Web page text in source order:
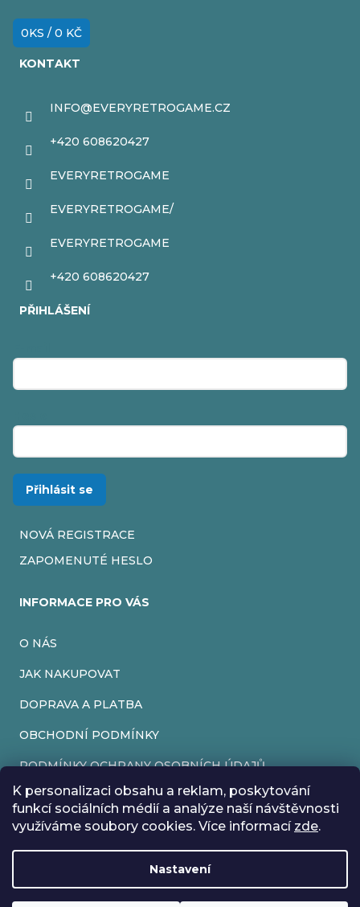
K personalizaci obsahu a reklam, poskytování
funkcí sociálních médií a analýze naší návštěvnosti
využíváme soubory cookies. Více informací zde.
Nastavení
Rádi bychom vás informovali, že od 17. 7. do 24. 7. včetně
máme z důvodu dovolené zavřeno. Všechny objednávky
0KS / 0 KČ
KONTAKT
INFO@EVERYRETROGAME.CZ
+420 608620427
EVERYRETROGAME
EVERYRETROGAME/
EVERYRETROGAME
+420 608620427
PŘIHLÁŠENÍ
Přihlásit se
NOVÁ REGISTRACE
ZAPOMENUTÉ HESLO
INFORMACE PRO VÁS
O NÁS
JAK NAKUPOVAT
DOPRAVA A PLATBA
OBCHODNÍ PODMÍNKY
PODMÍNKY OCHRANY OSOBNÍCH ÚDAJŮ
VRÁCENÍ ZBOŽÍ
REKLAMACE
Vytvořil Shoptet
Copyright 2026EveryRetroGame. Všechna práva vyhrazena.
Upravit nastavení cookies